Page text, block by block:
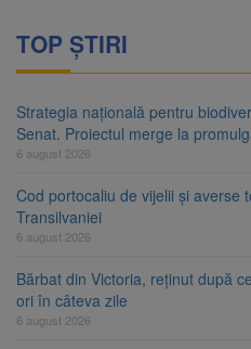
TOP ȘTIRI
Strategia națională pentru
Senat. Proiectul merge la
6 august 2026
Cod portocaliu de vijelii și averse
Transilvaniei
6 august 2026
Bărbat din Victoria, reținut după
ori în câteva zile
6 august 2026